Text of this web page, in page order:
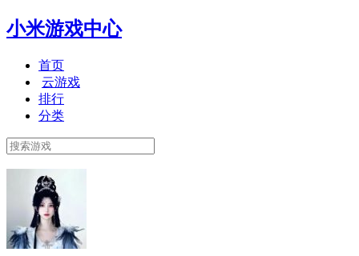
小米游戏中心
首页
云游戏
排行
分类